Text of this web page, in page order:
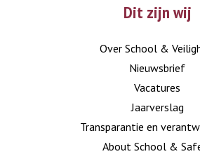
Dit zijn wij
Over School &
Nieuwsbrief
Vacatures
Jaarverslag
Transparantie en
About School &